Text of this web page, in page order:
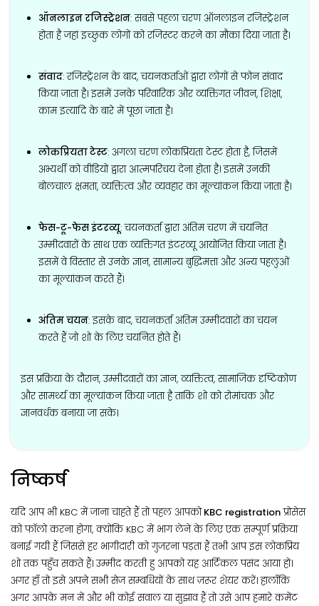
ऑनलाइन रजिस्ट्रेशन: सबसे पहला चरण ऑनलाइन रजिस्ट्रेशन
होता है जहां इच्छुक लोगों को रजिस्टर करने का मौका दिया जाता है।
संवाद: रजिस्ट्रेशन के बाद, चयनकर्ताओं द्वारा लोगों से फोन संवाद
किया जाता है। इसमें उनके परिवारिक और व्यक्तिगत जीवन, शिक्षा,
काम इत्यादि के बारे में पूछा जाता है।
लोकप्रियता टेस्ट: अगला चरण लोकप्रियता टेस्ट होता है, जिसमें
अभ्यर्थी को वीडियो द्वारा आत्मपरिचय देना होता है। इसमें उनकी
बोलचाल क्षमता, व्यक्तित्व और व्यवहार का मूल्यांकन किया जाता है।
फेस-टू-फेस इंटरव्यू: चयनकर्ता द्वारा अंतिम चरण में चयनित
उम्मीदवारों के साथ एक व्यक्तिगत इंटरव्यू आयोजित किया जाता है।
इसमें वे विस्तार से उनके ज्ञान, सामान्य बुद्धिमत्ता और अन्य पहलुओं
का मूल्यांकन करते हैं।
अंतिम चयन: इसके बाद, चयनकर्ता अंतिम उम्मीदवारों का चयन
करते हैं जो शो के लिए चयनित होते हैं।
इस प्रक्रिया के दौरान, उम्मीदवारों का ज्ञान, व्यक्तित्व, सामाजिक दृष्टिकोण
और सामर्थ्य का मूल्यांकन किया जाता है ताकि शो को रोमांचक और
ज्ञानवर्धक बनाया जा सके।
निष्कर्ष
यदि आप भी KBC में जाना चाहते हैं तो पहल आपकोKBC registrationप्रोसेस
को फॉलो करना होगा, क्योंकि KBC में भाग लेने के लिए एक सम्पूर्ण प्रक्रिया
बनाई गयी हैं जिससे हर भागीदारी को गुजरना पड़ता हैं तभी आप इस लोकप्रिय
शो तक पहुँच सकते हैं। उम्मीद करती हु आपको यह आर्टिकल पसंद आया हो।
अगर हाँ तो इसे अपने सभी सेज सम्बधियों के साथ ज़रूर शेयर करें। हालाँकि
अगर आपके मन में और भी कोई सवाल या सुझाव हैं तो उसे आप हमारे कमेंट